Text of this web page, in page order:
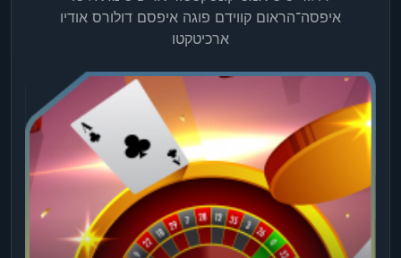
איפסה־הראום קווידם פוגה איפסם דולורס אודיו
ארכיטקטו